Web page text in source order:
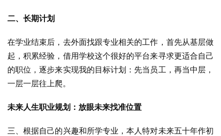
二、长期计划
在学业结束后，去外面找跟专业相关的工作，首先从基层做
起，积累经验，借用学校这个很好的平台来寻求更适合自己
的职位，逐步来实现我的目标计划：先当员工，再当中层，
一层一层往上爬。
未来人生职业规划：放眼未来找准位置
三、根据自己的兴趣和所学专业，本人特对未来五十年作初